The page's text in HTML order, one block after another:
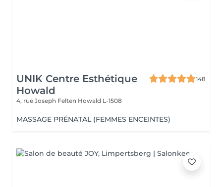
UNIK Centre Esthétique
Howald
148
4, rue Joseph Felten Howald L-1508
MASSAGE PRÉNATAL (FEMMES ENCEINTES)